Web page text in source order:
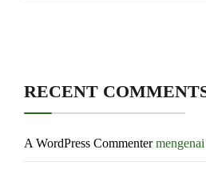
RECENT
A WordPress Commentermengenai